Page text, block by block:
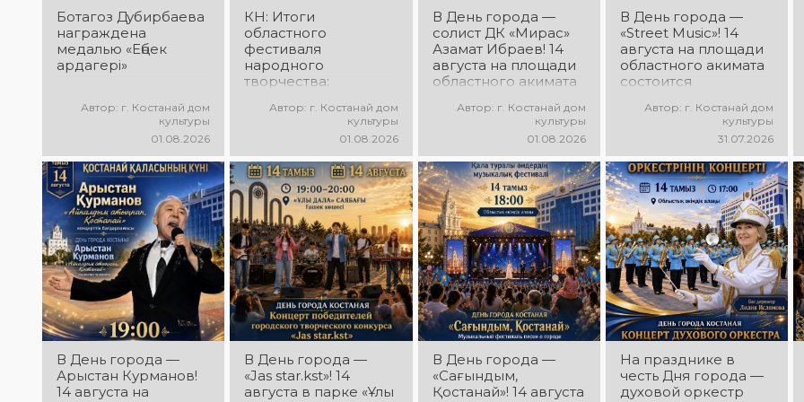
Ботагоз Дубирбаева
награждена
медалью «Еңбек
ардагері»
Автор: г. Костанай дом
культуры
01.08.2026
КН: Итоги
областного
фестиваля
народного
творчества:
Автор: г. Костанай дом
культуры
01.08.2026
В День города —
солист ДК «Мирас»
Азамат Ибраев! 14
августа на площади
областного акимата
концертная
программа Азамата
Ибраева! Вас ждут
любимые песни,
яркое выступление,
мощная энергия и
праздничное
настроение!
Автор: г. Костанай дом
культуры
01.08.2026
В День города —
«Street Music»! 14
августа на площади
областного акимата
состоится
программа
коллективов города
«Street Music»! Вас
ждут современная
музыка, яркие
выступления,
мощная энергия и
праздничное
настроение!
Автор: г. Костанай дом
культуры
31.07.2026
В День города —
Арыстан Курманов!
14 августа на
В День города —
«Jas star.kst»! 14
августа в парке «Ұлы
В День города —
«Сағындым,
Қостанай»! 14 августа
На празднике в
честь Дня города —
духовой оркестр